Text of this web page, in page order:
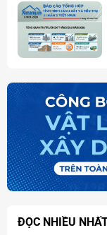
ĐỌC NHIỀU